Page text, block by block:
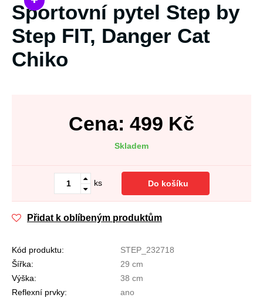
Sportovní pytel Step by
Step FIT, Danger Cat
Chiko
Cena: 499 Kč
Skladem
ks Do košíku
Přidat k oblíbeným produktům
Kód produktu:
STEP_232718
Šířka:
29 cm
Výška:
38 cm
Reflexní prvky:
ano